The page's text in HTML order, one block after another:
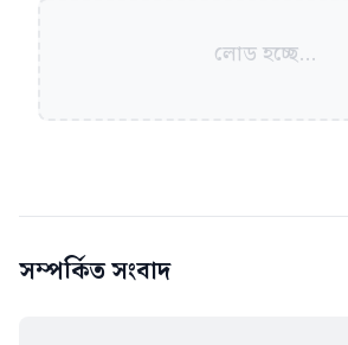
লোড হচ্ছে...
সম্পর্কিত সংবাদ